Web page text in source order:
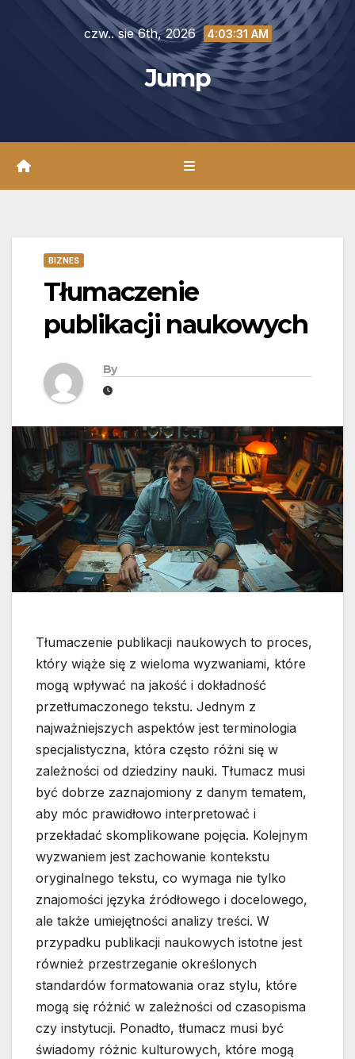
czw.. sie 6th, 2026 4:03:32 AM
Jump
BIZNES
Tłumaczenie
publikacji naukowych
By
Tłumaczenie publikacji naukowych to proces,
który wiąże się z wieloma wyzwaniami, które
mogą wpływać na jakość i dokładność
przetłumaczonego tekstu. Jednym z
najważniejszych aspektów jest terminologia
specjalistyczna, która często różni się w
zależności od dziedziny nauki. Tłumacz musi
być dobrze zaznajomiony z danym tematem,
aby móc prawidłowo interpretować i
przekładać skomplikowane pojęcia. Kolejnym
wyzwaniem jest zachowanie kontekstu
oryginalnego tekstu, co wymaga nie tylko
znajomości języka źródłowego i docelowego,
ale także umiejętności analizy treści. W
przypadku publikacji naukowych istotne jest
również przestrzeganie określonych
standardów formatowania oraz stylu, które
mogą się różnić w zależności od czasopisma
czy instytucji. Ponadto, tłumacz musi być
świadomy różnic kulturowych, które mogą